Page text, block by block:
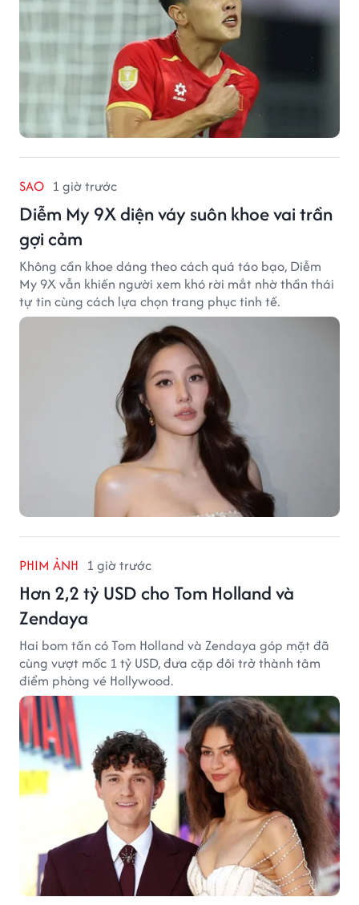
SAO 1 giờ trước
Diễm My 9X diện váy suôn khoe vai trần
gợi cảm
Không cần khoe dáng theo cách quá táo bạo, Diễm
My 9X vẫn khiến người xem khó rời mắt nhờ thần thái
tự tin cùng cách lựa chọn trang phục tinh tế.
PHIM ẢNH 1 giờ trước
Hơn 2,2 tỷ USD cho Tom Holland và
Zendaya
Hai bom tấn có Tom Holland và Zendaya góp mặt đã
cùng vượt mốc 1 tỷ USD, đưa cặp đôi trở thành tâm
điểm phòng vé Hollywood.